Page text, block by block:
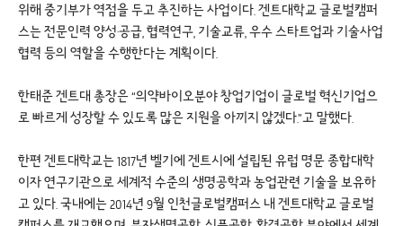
위해 중기부가 역점을 두고 추진하는 사업이다. 겐트대학교 글로벌캠퍼
스는 전문인력 양성·공급, 협력연구, 기술교류, 우수 스타트업과 기술사업
협력 등의 역할을 수행한다는 계획이다.
한태준 겐트대 총장은 “의약바이오분야 창업기업이 글로벌 혁신기업으
로 빠르게 성장할 수 있도록 많은 지원을 아끼지 않겠다.”고 말했다.
한편 겐트대학교는 1817년 벨기에 겐트시에 설립된 유럽 명문 종합대학
이자 연구기관으로 세계적 수준의 생명공학과 농업관련 기술을 보유하
고 있다. 국내에는 2014년 9월 인천글로벌캠퍼스 내 겐트대학교 글로벌